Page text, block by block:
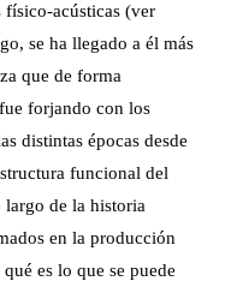
físico-acústicas (ver
se ha llegado a él más
que de forma
forjando con los
distintas épocas desde
funcional del
de la historia
en la producción
es lo que se puede